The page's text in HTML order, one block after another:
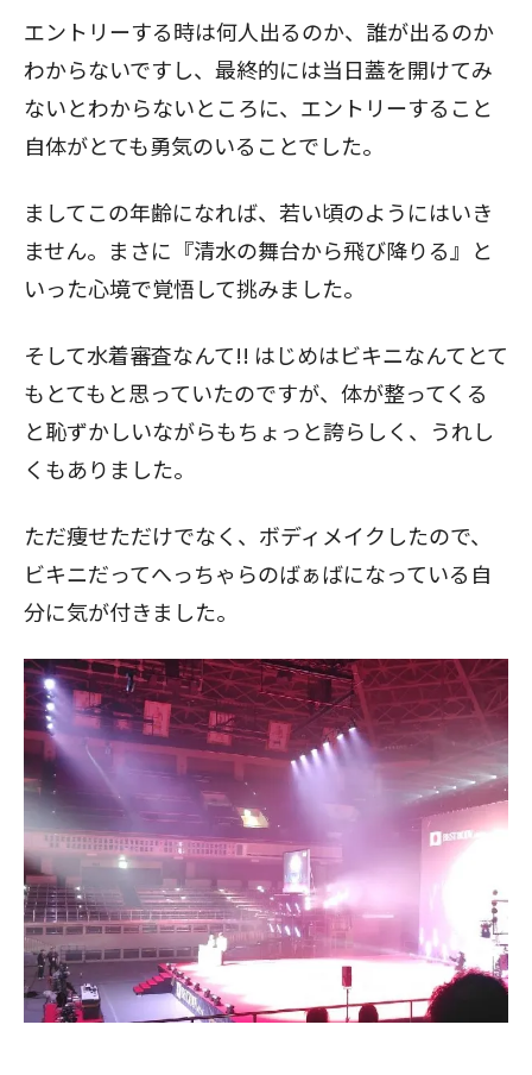
エントリーする時は何人出るのか、誰が出るのか
わからないですし、最終的には当日蓋を開けてみ
ないとわからないところに、エントリーすること
自体がとても勇気のいることでした。
ましてこの年齢になれば、若い頃のようにはいき
ません。まさに『清水の舞台から飛び降りる』と
いった心境で覚悟して挑みました。
そして水着審査なんて!! はじめはビキニなんてとて
もとてもと思っていたのですが、体が整ってくる
と恥ずかしいながらもちょっと誇らしく、うれし
くもありました。
ただ痩せただけでなく、ボディメイクしたので、
ビキニだってへっちゃらのばぁばになっている自
分に気が付きました。